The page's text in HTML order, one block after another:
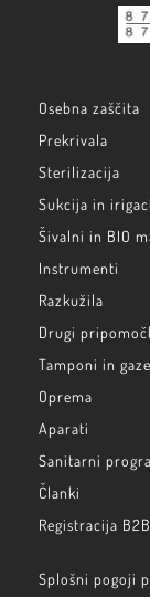
Osebna zaščita
Prekrivala
Sterilizacija
Sukcija in
Šivalni in BIO
Instrumenti
Razkužila
Drugi
Tamponi in gaze
Oprema
Aparati
Sanitarni
Članki
Registracija B2B
Splošni pogoji